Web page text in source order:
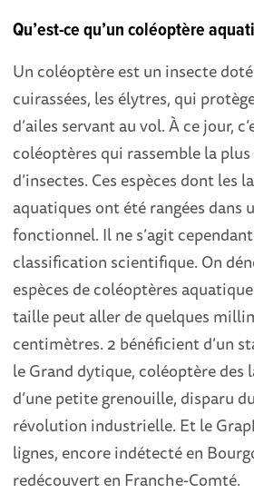
Qu’est-ce qu’un coléoptère
Un coléoptère est un insecte doté
cuirassées, les élytres, qui
d’ailes servant au vol. À ce jour,
coléoptères qui rassemble la
d’insectes. Ces espèces dont les
aquatiques ont été rangées dans
fonctionnel. Il ne s’agit cependant
classification scientifique. On
espèces de coléoptères
taille peut aller de quelques
centimètres. 2 bénéficient d’un
le Grand dytique, coléoptère des
d’une petite grenouille, disparu
révolution industrielle. Et le
lignes, encore indétecté en
redécouvert en Franche-Comté.